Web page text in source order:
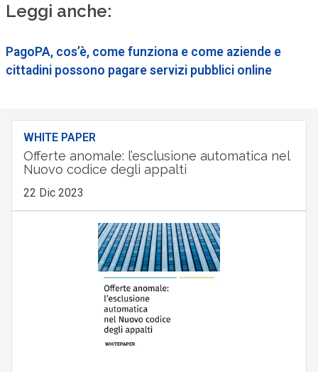
Leggi anche:
PagoPA, cos’è, come funziona e come aziende e
cittadini possono pagare servizi pubblici online
WHITE PAPER
Offerte anomale: l’esclusione automatica nel
Nuovo codice degli appalti
22 Dic 2023